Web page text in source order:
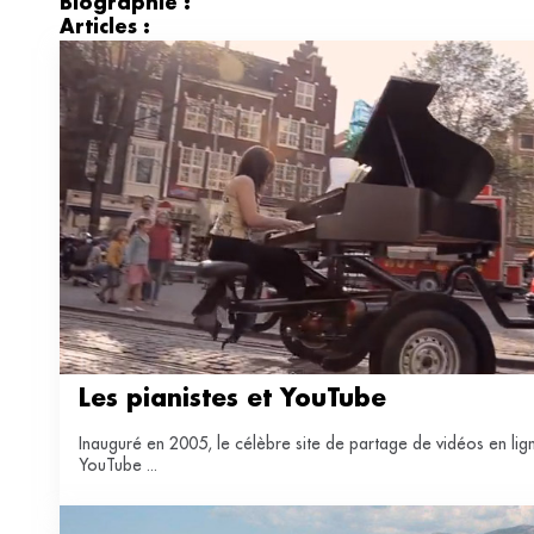
Biographie :
Articles :
Les pianistes et YouTube
Inauguré en 2005, le célèbre site de partage de vidéos en
YouTube ...